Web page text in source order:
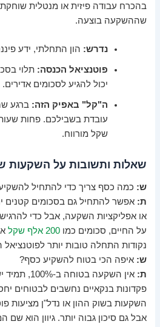
בהכרח עבודה פיזית או מנטלית שוחקת
שההשקעה בוצעה.
נדרש: הון התחלתי, ידע
פוטנציאל הכנסה: תלוי
יכול להגיע לסכומים אדירים.
ה"קל" באפיק הזה: ברגע
עובדת בשבילכם. פחות
שקל מורווח.
שאלות ותשובות על השקעות
ש: כמה כסף צריך כדי להתחיל
ת: אפשר להתחיל גם בסכומים קטנים
או אפליקציות השקעה, אבל כדי
על החיים, סכומים כמו200 אלף שקל
נקודות התחלה טובות יותר
ש: איפה הכי בטוח להשקיע כסף?
ת:
אין השקעה
פקדונות בנקאיים נחשבים לבטוחים
השקעות בשוק ההון או נדל"ן מציעות
אבל גם סיכון גבוה יותר. גיוון הוא שם